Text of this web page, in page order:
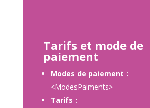
Tarifs et mode de
paiement
Modes de paiement :
<ModesPaiments>
Tarifs :